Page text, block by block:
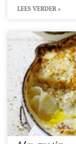
LEES VERDER »